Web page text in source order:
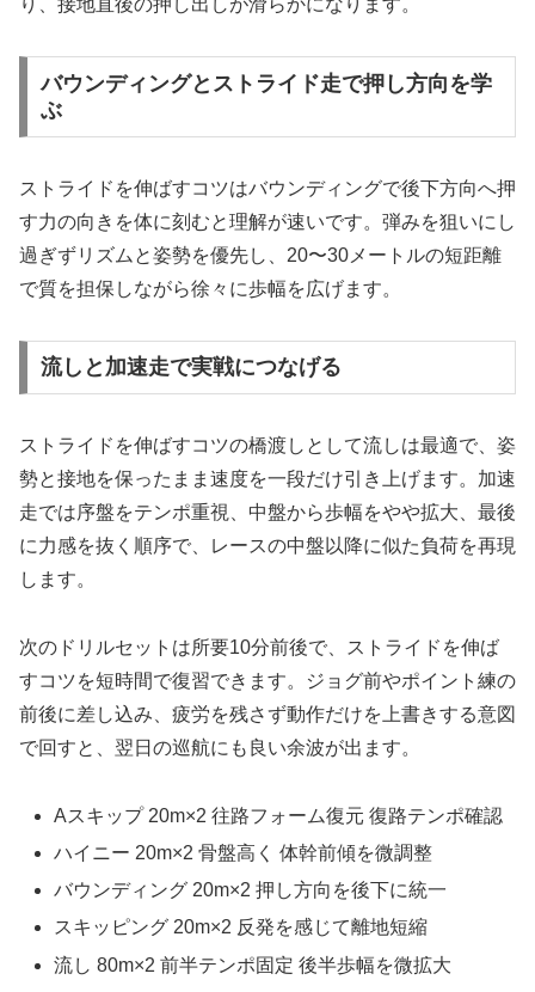
り、接地直後の押し出しが滑らかになります。
バウンディングとストライド走で押し方向を学
ぶ
ストライドを伸ばすコツはバウンディングで後下方向へ押
す力の向きを体に刻むと理解が速いです。弾みを狙いにし
過ぎずリズムと姿勢を優先し、20〜30メートルの短距離
で質を担保しながら徐々に歩幅を広げます。
流しと加速走で実戦につなげる
ストライドを伸ばすコツの橋渡しとして流しは最適で、姿
勢と接地を保ったまま速度を一段だけ引き上げます。加速
走では序盤をテンポ重視、中盤から歩幅をやや拡大、最後
に力感を抜く順序で、レースの中盤以降に似た負荷を再現
します。
次のドリルセットは所要10分前後で、ストライドを伸ば
すコツを短時間で復習できます。ジョグ前やポイント練の
前後に差し込み、疲労を残さず動作だけを上書きする意図
で回すと、翌日の巡航にも良い余波が出ます。
Aスキップ 20m×2 往路フォーム復元 復路テンポ確認
ハイニー 20m×2 骨盤高く 体幹前傾を微調整
バウンディング 20m×2 押し方向を後下に統一
スキッピング 20m×2 反発を感じて離地短縮
流し 80m×2 前半テンポ固定 後半歩幅を微拡大